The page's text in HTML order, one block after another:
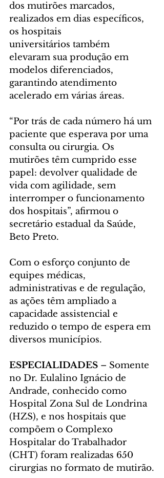
dos mutirões marcados,
realizados em dias específicos,
os hospitais
universitários também
elevaram sua produção em
modelos diferenciados,
garantindo atendimento
acelerado em várias áreas.
“Por trás de cada número há um
paciente que esperava por uma
consulta ou cirurgia. Os
mutirões têm cumprido esse
papel: devolver qualidade de
vida com agilidade, sem
interromper o funcionamento
dos hospitais”, afirmou o
secretário estadual da Saúde,
Beto Preto.
Com o esforço conjunto de
equipes médicas,
administrativas e de regulação,
as ações têm ampliado a
capacidade assistencial e
reduzido o tempo de espera em
diversos municípios.
ESPECIALIDADES – Somente
no Dr. Eulalino Ignácio de
Andrade, conhecido como
Hospital Zona Sul de Londrina
(HZS), e nos hospitais que
compõem o Complexo
Hospitalar do Trabalhador
(CHT) foram realizadas 650
cirurgias no formato de mutirão.